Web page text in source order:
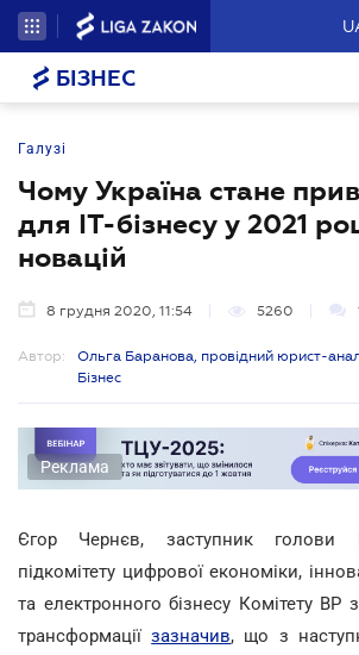
БІЗНЕС
Галузі
Чому Україна стане
для IT-бізнесу у 2021
новацій
8 грудня 2020, 11:54 5260
Автор:
Ольга Баранова, провідний юрист-
Бізнес
Реклама
Єгор Чернєв, заступник голови
підкомітету цифрової економіки,
та електронного бізнесу Комітету ВР
трансформаціїзазначив, що з